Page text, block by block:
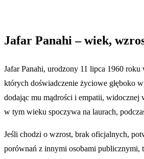
Jafar Panahi – wiek,
Jafar Panahi, urodzony 11 lipca 1960
których doświadczenie życiowe głęboko
dodając mu mądrości i empatii, widocznej
w tym wieku spoczywa na laurach,
Jeśli chodzi o wzrost, brak oficjalnych,
porównań z innymi osobami publicznymi,